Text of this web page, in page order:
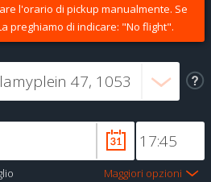
l'orario di pickup manualmente. Se
preghiamo di indicare: "No flight".
Maggiori opzioni